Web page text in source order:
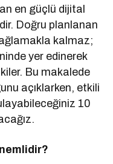
en güçlü dijital
Doğru planlanan
kalmaz;
yer edinerek
Bu makalede
açıklarken, etkili
10